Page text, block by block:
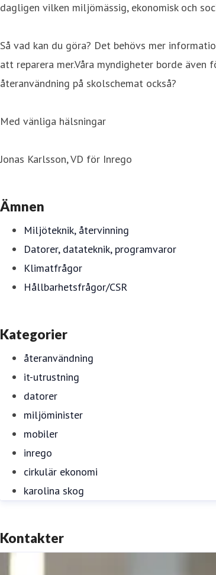
dagligen vilken miljömässig, ekonomisk och
Så vad kan du göra? Det behövs mer
att reparera mer.Våra myndigheter borde
återanvändning på skolschemat också?
Med vänliga hälsningar
Jonas Karlsson, VD för Inrego
Ämnen
Miljöteknik, återvinning
Datorer, datateknik, programvaror
Klimatfrågor
Hållbarhetsfrågor/CSR
Kategorier
återanvändning
it-utrustning
datorer
miljöminister
mobiler
inrego
cirkulär ekonomi
karolina skog
Kontakter